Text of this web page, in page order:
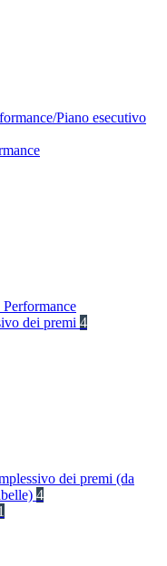
Piano esecutivo
dei premi 4
dei premi (da
4